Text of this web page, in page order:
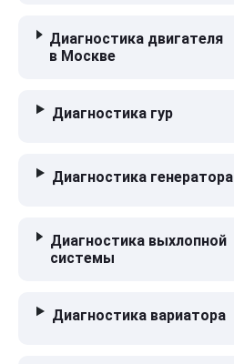
Диагностика двигателя
в Москве
Диагностика гур
Диагностика генератора
Диагностика выхлопной
системы
Диагностика вариатора